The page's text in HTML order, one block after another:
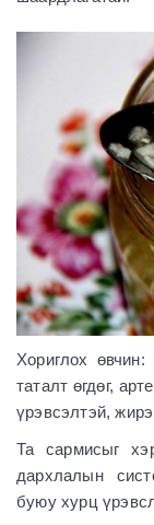
Хориглох
таталт өгдөг,
үрэвсэлтэй,
Та сармисыг
дархлалын
буюу хурц